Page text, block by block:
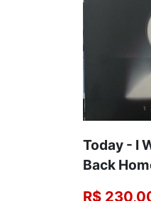
Today - I
Back
R$